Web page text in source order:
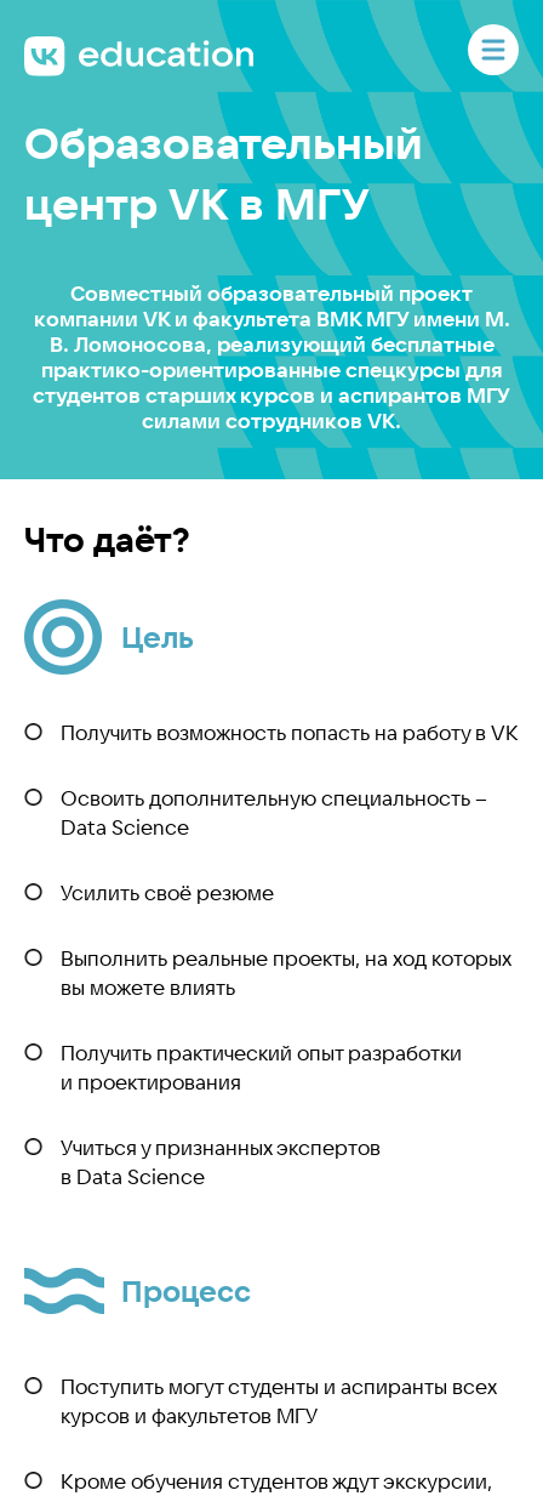
Образовательный
центр VK в МГУ
Cовместный образовательный проект
компании VKи факультета ВМК МГУимени М.
В. Ломоносова, реализующий бесплатные
практико-ориентированныеспецкурсы для
студентов старших курсов и аспирантов МГУ
силами сотрудников VK.
Что даёт?
Цель
Получить возможность попасть на работу в VK
Освоить дополнительную специальность –
Data Science
Усилить своё резюме
Выполнить реальные проекты, на ход которых
вы можете влиять
Получить практический опыт разработки
и проектирования
Учиться у признанных экспертов
в Data Science
Процесс
Поступить могут студенты и аспиранты всех
курсов и факультетов МГУ
Кроме обучения студентов ждут экскурсии,